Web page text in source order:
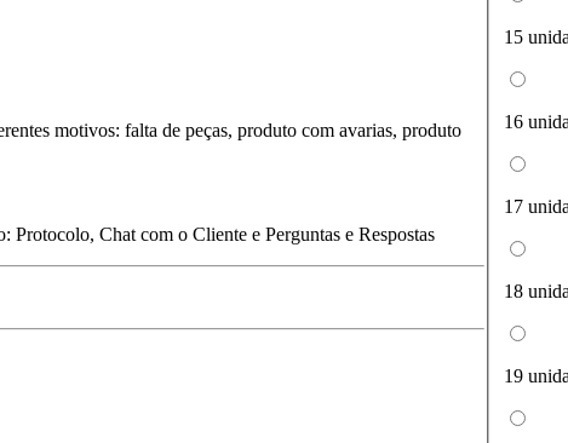
motivos: falta de peças, produto com avarias, produto
Protocolo, Chat com o Cliente e Perguntas e Respostas
15
16
17
18
19